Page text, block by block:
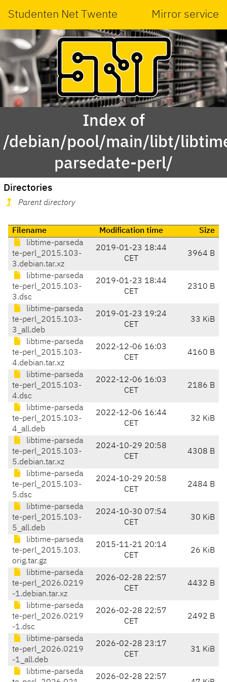
Studenten Net Twente Mirror service
Index of
/debian/pool/main/libt/
parsedate-perl/
Directories
Parent directory
Filename Modification time
Size
libtime-parseda
te-perl_2015.103-
3.debian.tar.xz
2019-01-23 18:44
CET
3964 B
libtime-parseda
te-perl_2015.103-
3.dsc
2019-01-23 18:44
CET
2310 B
libtime-parseda
te-perl_2015.103-
3_all.deb
2019-01-23 19:24
CET
33 KiB
libtime-parseda
te-perl_2015.103-
4.debian.tar.xz
2022-12-06 16:03
CET
4160 B
libtime-parseda
te-perl_2015.103-
4.dsc
2022-12-06 16:03
CET
2186 B
libtime-parseda
te-perl_2015.103-
4_all.deb
2022-12-06 16:44
CET
32 KiB
libtime-parseda
te-perl_2015.103-
5.debian.tar.xz
2024-10-29 20:58
CET
4308 B
libtime-parseda
te-perl_2015.103-
5.dsc
2024-10-29 20:58
CET
2484 B
libtime-parseda
te-perl_2015.103-
5_all.deb
2024-10-30 07:54
CET
30 KiB
libtime-parseda
te-perl_2015.103.
orig.tar.gz
2015-11-21 20:14
CET
26 KiB
libtime-parseda
te-perl_2026.0219
-1.debian.tar.xz
2026-02-28 22:57
CET
4432 B
libtime-parseda
te-perl_2026.0219
-1.dsc
2026-02-28 22:57
CET
2492 B
libtime-parseda
te-perl_2026.0219
-1_all.deb
2026-02-28 23:17
CET
31 KiB
libtime-parseda
2026-02-28 22:57